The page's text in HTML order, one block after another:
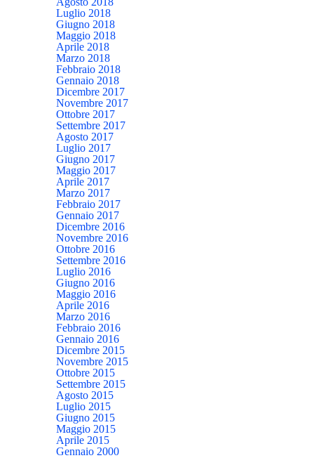
Luglio 2018
Giugno 2018
Maggio 2018
Aprile 2018
Marzo 2018
Febbraio 2018
Gennaio 2018
Dicembre 2017
Novembre 2017
Ottobre 2017
Settembre 2017
Agosto 2017
Luglio 2017
Giugno 2017
Maggio 2017
Aprile 2017
Marzo 2017
Febbraio 2017
Gennaio 2017
Dicembre 2016
Novembre 2016
Ottobre 2016
Settembre 2016
Luglio 2016
Giugno 2016
Maggio 2016
Aprile 2016
Marzo 2016
Febbraio 2016
Gennaio 2016
Dicembre 2015
Novembre 2015
Ottobre 2015
Settembre 2015
Agosto 2015
Luglio 2015
Giugno 2015
Maggio 2015
Aprile 2015
Gennaio 2000